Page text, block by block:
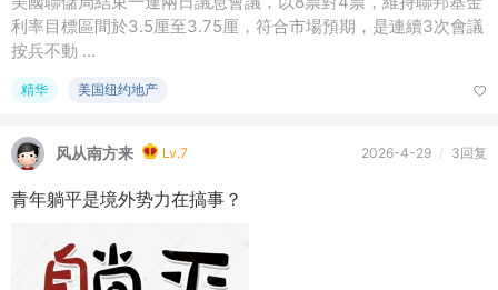
利率目標區間於3.5厘至3.75厘，符合市場預期，是連續3次會議
按兵不動 ...
精华 美国纽约地产
风从南方来 Lv.7 2026-4-29 / 3回复
青年躺平是境外势力在搞事？